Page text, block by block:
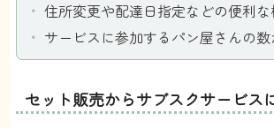
住所変更や配達日指定などの便利
サービスに参加するパン屋さんの
セット販売からサブスクサービス